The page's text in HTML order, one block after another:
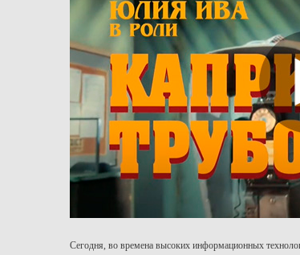
Сегодня, во времена высоких информационных